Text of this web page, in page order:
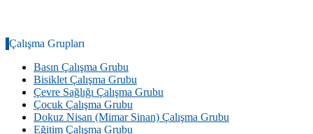
Çalışma Grupları
Basın Çalışma Grubu
Bisiklet Çalışma Grubu
Çevre Sağlığı Çalışma Grubu
Çocuk Çalışma Grubu
Dokuz Nisan (Mimar Sinan) Çalışma Grubu
Eğitim Çalışma Grubu